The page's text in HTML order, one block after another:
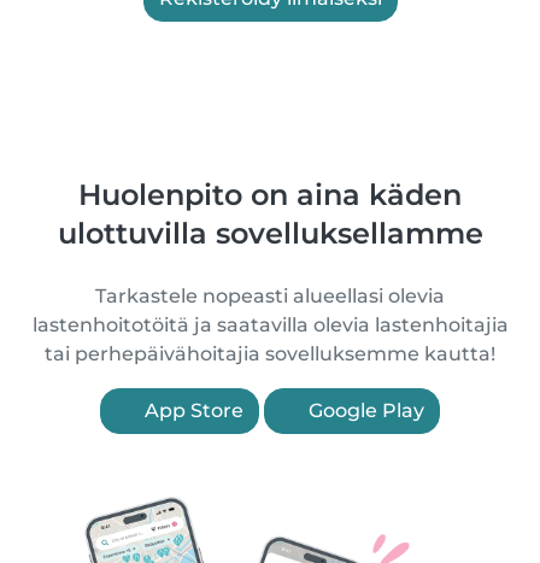
Huolenpito on aina käden
ulottuvilla sovelluksellamme
Tarkastele nopeasti alueellasi olevia
lastenhoitotöitä ja saatavilla olevia lastenhoitajia
tai perhepäivähoitajia sovelluksemme kautta!
App Store Google Play